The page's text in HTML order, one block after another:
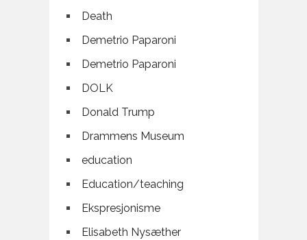
Death
Demetrio Paparoni
Demetrio Paparoni
DOLK
Donald Trump
Drammens Museum
education
Education/teaching
Ekspresjonisme
Elisabeth Nysæther